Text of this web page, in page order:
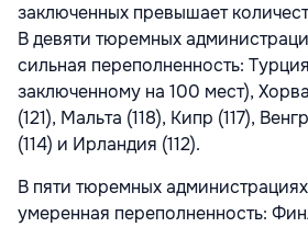
заключенных превышает
В девяти тюремных
сильная переполненность:
заключенному на 100 мест),
(121), Мальта (118), Кипр (117),
(114) и Ирландия (112).
В пяти тюремных
умеренная переполненность: